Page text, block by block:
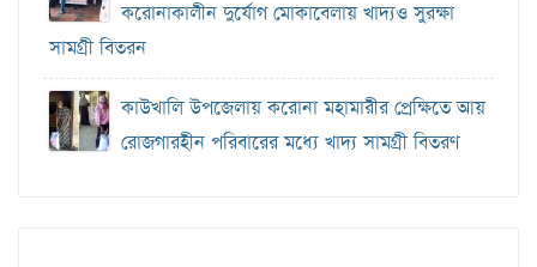
করোনাকালীন দুর্যোগ মোকাবেলায় খাদ্যও সুরক্ষা
সামগ্রী বিতরন
কাউখালি উপজেলায় করোনা মহামারীর প্রেক্ষিতে আয়
রোজগারহীন পরিবারের মধ্যে খাদ্য সামগ্রী বিতরণ